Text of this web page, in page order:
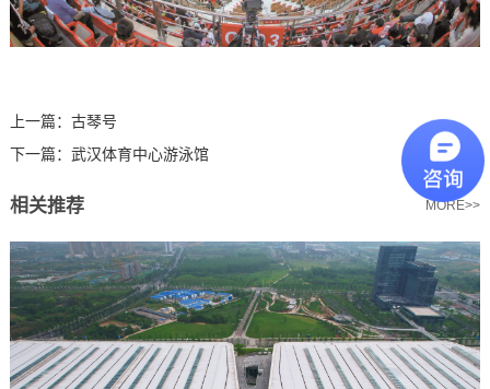
上一篇： 古琴号
下一篇： 武汉体育中心游泳馆
相关推荐 MORE>>